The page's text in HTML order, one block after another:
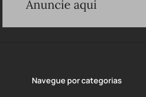
Navegue por categorias